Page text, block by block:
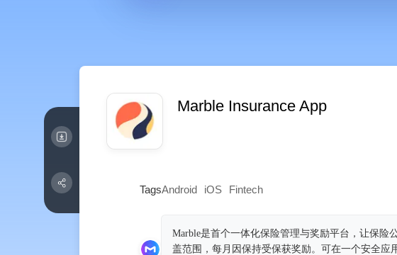
Marble Insurance App
TagsAndroid iOS Fintech
Marble是首个一体化保险管理与奖励平台，让保险
盖范围，每月因保持受保获奖励。可在一个安全应